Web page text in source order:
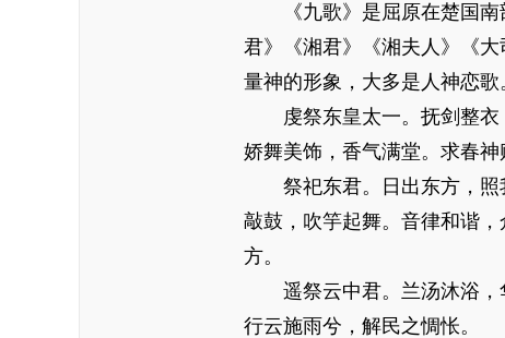
《九歌》是屈原在楚国南
君》《湘君》《湘夫人》《
量神的形象，大多是人神恋歌
虔祭东皇太一。抚剑整衣，
娇舞美饰，香气满堂。求春神
祭祀东君。日出东方，照
敲鼓，吹竽起舞。音律和谐
方。
遥祭云中君。兰汤沐浴，
行云施雨兮，解民之惆怅。